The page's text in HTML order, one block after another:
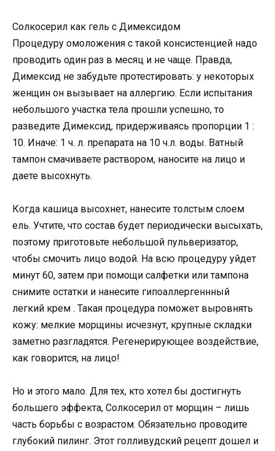
Солкосерил как гель с Димексидом
Процедуру омоложения с такой консистенцией надо
проводить один раз в месяц и не чаще. Правда,
Димексид не забудьте протестировать: у некоторых
женщин он вызывает на аллергию. Если испытания
небольшого участка тела прошли успешно, то
разведите Димексид, придерживаясь пропорции 1 :
10. Иначе: 1 ч. л. препарата на 10 ч.л. воды. Ватный
тампон смачиваете раствором, наносите на лицо и
даете высохнуть.
Когда кашица высохнет, нанесите толстым слоем
ель. Учтите, что состав будет периодически высыхать,
поэтому приготовьте небольшой пульверизатор,
чтобы смочить лицо водой. На всю процедуру уйдет
минут 60, затем при помощи салфетки или тампона
снимите остатки и нанесите гипоаллергеннный
легкий крем . Такая процедура поможет выровнять
кожу: мелкие морщины исчезнут, крупные складки
заметно разгладятся. Регенерирующее воздействие,
как говорится, на лицо!
Но и этого мало. Для тех, кто хотел бы достигнуть
большего эффекта, Солкосерил от морщин – лишь
часть борьбы с возрастом. Обязательно проводите
глубокий пилинг. Этот голливудский рецепт дошел и